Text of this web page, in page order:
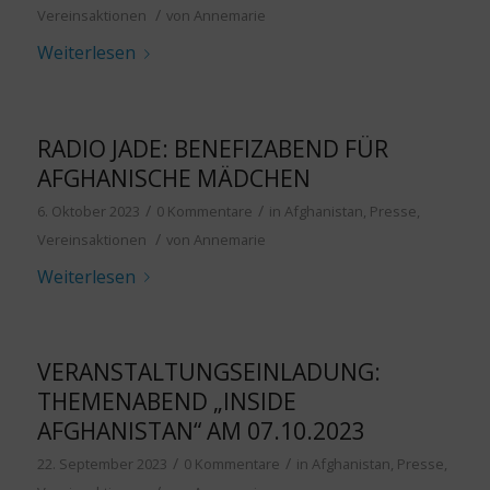
Vereinsaktionen / von Annemarie
Weiterlesen
RADIO JADE: BENEFIZABEND FÜR
AFGHANISCHE MÄDCHEN
6. Oktober 2023 / 0 Kommentare / in Afghanistan, Presse,
Vereinsaktionen / von Annemarie
Weiterlesen
VERANSTALTUNGSEINLADUNG:
THEMENABEND „INSIDE
AFGHANISTAN“ AM 07.10.2023
22. September 2023 / 0 Kommentare / in Afghanistan, Presse,